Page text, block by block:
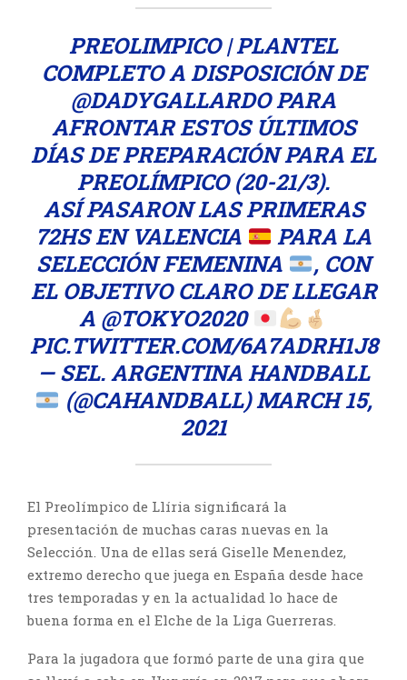
PREOLIMPICO | PLANTEL
COMPLETO A DISPOSICIÓN DE
@DADYGALLARDOPARA
AFRONTAR ESTOS ÚLTIMOS
DÍAS DE PREPARACIÓN PARA EL
PREOLÍMPICO (20-21/3).
ASÍ PASARON LAS PRIMERAS
72HS EN VALENCIA
PARA LA
SELECCIÓN FEMENINA
, CON
EL OBJETIVO CLARO DE LLEGAR
A @TOKYO2020
PIC.TWITTER.COM/6A7ADRH1J8
— SEL. ARGENTINA HANDBALL
(@CAHANDBALL)MARCH 15,
2021
El Preolímpico de Llíria significará la
presentación de muchas caras nuevas en la
Selección. Una de ellas será Giselle Menendez,
extremo derecho que juega en España desde hace
tres temporadas y en la actualidad lo hace de
buena forma en el Elche de la Liga Guerreras.
Para la jugadora que formó parte de una gira que